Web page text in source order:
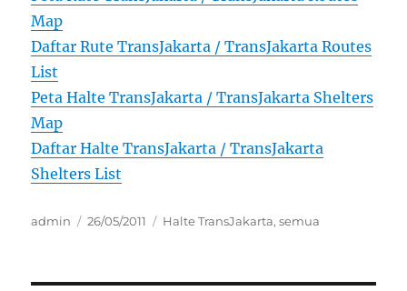
Map
Daftar Rute TransJakarta / TransJakarta Routes
List
Peta Halte TransJakarta / TransJakarta Shelters
Map
Daftar Halte TransJakarta / TransJakarta
Shelters List
Author
admin
Posted
26/05/2011 Categories
Halte TransJakarta,semua